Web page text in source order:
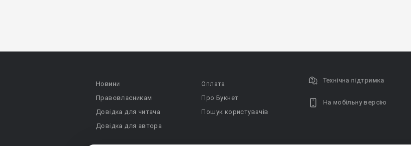
Новини
Правовласникам
Довідка для читача
Довідка для автора
Оплата
Про Букнет
Пошук користувачів
Технічна підтримка
На мобільну версію